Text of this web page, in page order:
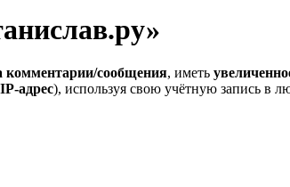
комментарии/сообщения, иметь
адрес), используя свою учётную запись в